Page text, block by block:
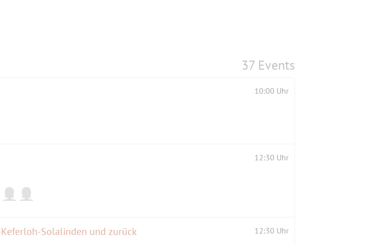
37 Events
10:00 Uhr
12:30 Uhr
Solalinden und zurück 12:30 Uhr